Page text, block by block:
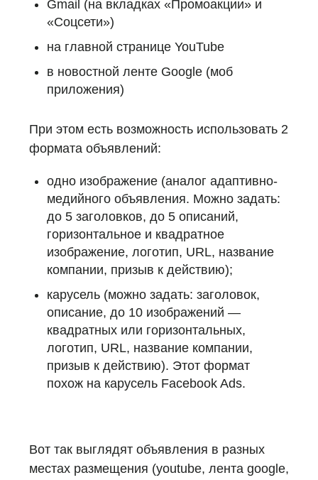
Gmail (на вкладках «Промоакции» и
«Соцсети»)
на главной странице YouTube
в новостной ленте Google (моб
приложения)
При этом есть возможность использовать 2
формата объявлений:
одно изображение (аналог адаптивно-
медийного объявления. Можно задать:
до 5 заголовков, до 5 описаний,
горизонтальное и квадратное
изображение, логотип, URL, название
компании, призыв к действию);
карусель (можно задать: заголовок,
описание, до 10 изображений —
квадратных или горизонтальных,
логотип, URL, название компании,
призыв к действию). Этот формат
похож на карусель Facebook Ads.
Вот так выглядят объявления в разных
местах размещения (youtube, лента google,